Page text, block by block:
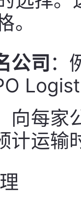
。
公司 ：
向每家
计运输